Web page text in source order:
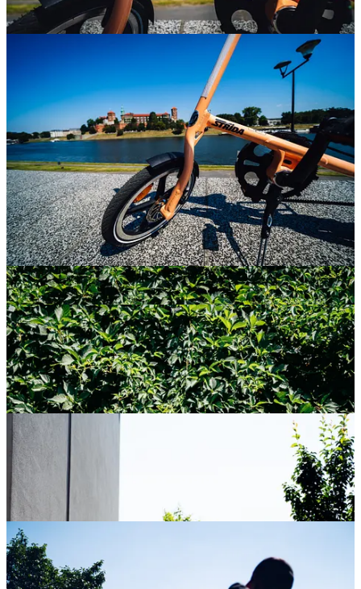
Strida zdobyła trzy nagrody w konkursie UK Cyclex Bicycle
Innovation Awards w 1988 roku (Best New Product, Most
Innovative, Best British Design). Najwięcej rowerów sprzedano w
Japonii i Wielkiej Brytanii, a w mniejszych ilościach w USA,
Australii i Niemczech. W 1991 roku produkcja została przeniesiona
do Casa Hipolito, portugalskiego producenta.
Wprowadzenie Stridy 2
W 1997 roku prawa do produkcji Stridy zostały kupione przez
brytyjską firmę Roland Plastics, a produkcja wróciła do Wielkiej
Brytanii. W 2000 roku Strida zdobyła nagrodę I.D. Magazine's
Annual Design Award, Sail Magazine's Pittman Award for
Innovation and Safety oraz brytyjską nagrodę Design Council
Millennium product Award.